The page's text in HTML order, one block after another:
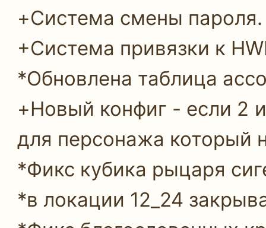
+Система смены пароля.
+Система привязки к
*Обновлена таблица
+Новый конфиг - если 2
для персонажа который
*Фикс кубика рыцаря
*в локации 12_24